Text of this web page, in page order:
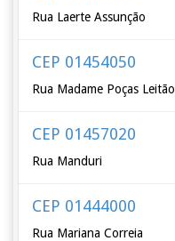
Rua Laerte Assunção
CEP 01454050
Rua Madame Poças Leitão
CEP 01457020
Rua Manduri
CEP 01444000
Rua Mariana Correia